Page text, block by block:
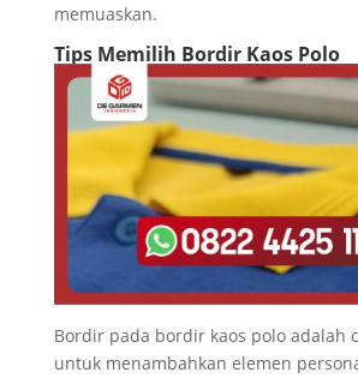
memuaskan.
Tips Memilih Bordir Kaos Polo
Bordir pada bordir kaos polo adalah
untuk menambahkan elemen